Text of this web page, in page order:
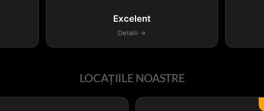
Excelent
Detalii →
LOCAȚIILE NOASTRE